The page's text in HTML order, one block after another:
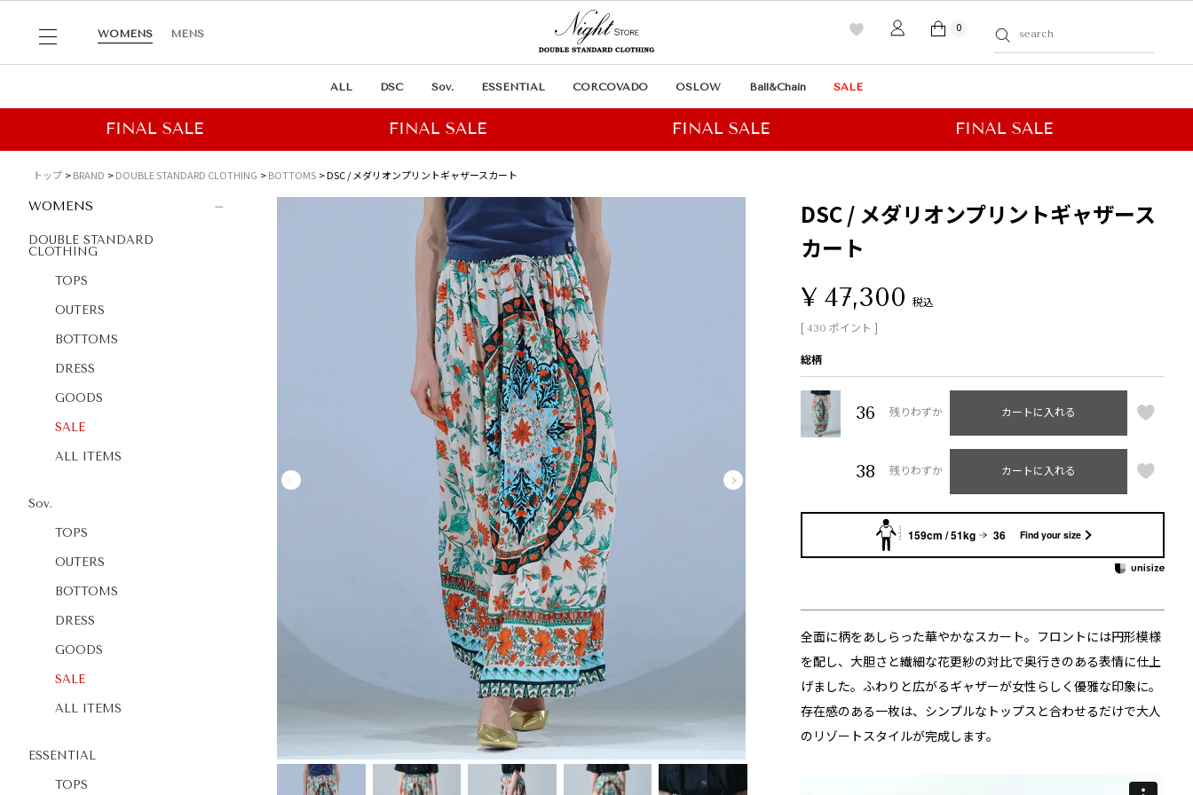
WOMENS MENS
0
ALL DSC Sov. ESSENTIAL CORCOVADO OSLOW Ball&Chain SALE
トップ BRAND DOUBLE STANDARD CLOTHING BOTTOMS DSC / メダリオンプリントギャザースカート
WOMENS
DOUBLE STANDARD
CLOTHING
TOPS
OUTERS
BOTTOMS
DRESS
GOODS
SALE
ALL ITEMS
Sov.
TOPS
OUTERS
BOTTOMS
DRESS
GOODS
SALE
ALL ITEMS
ESSENTIAL
TOPS
DSC / メダリオンプリントギャザース
カート
¥ 47,300 税込
[ 430 ポイント ]
総柄
36 残りわずか カートに入れる
38 残りわずか カートに入れる
159cm / 51kg 36 Find your size
全面に柄をあしらった華やかなスカート。フロントには円形模様
を配し、大胆さと繊細な花更紗の対比で奥行きのある表情に仕上
げました。ふわりと広がるギャザーが女性らしく優雅な印象に。
存在感のある一枚は、シンプルなトップスと合わせるだけで大人
のリゾートスタイルが完成します。